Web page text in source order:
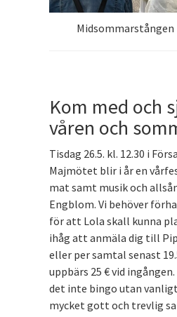
Midsommarstången
Kom med och
våren och
Tisdag 26.5. kl. 12.30 i
Majmötet blir i år en
mat samt musik och
Engblom. Vi behöver
för att Lola skall kunna
ihåg att anmäla dig till
eller per samtal senast
uppbärs 25 € vid
det inte bingo utan
mycket gott och trevlig